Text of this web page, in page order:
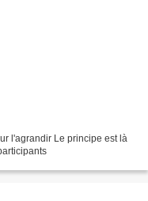
l'agrandir Le principe est là